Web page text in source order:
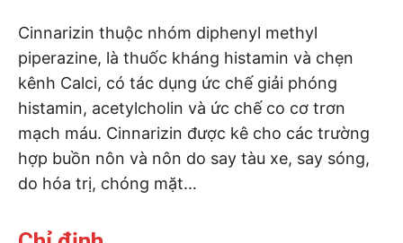
Cinnarizin thuộc nhóm diphenyl methyl
piperazine, là thuốc kháng histamin và chẹn
kênh Calci, có tác dụng ức chế giải phóng
histamin, acetylcholin và ức chế co cơ trơn
mạch máu. Cinnarizin được kê cho các trường
hợp buồn nôn và nôn do say tàu xe, say sóng,
do hóa trị, chóng mặt…